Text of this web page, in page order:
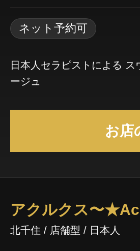
ネット予約可
日本人セラピストによる
ージュ
お店
アクルクス〜
北千住 / 店舗型 / 日本人